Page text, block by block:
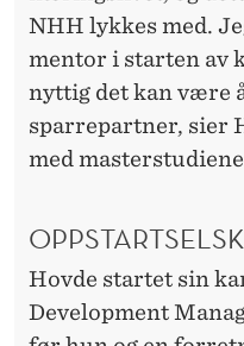
NHH lykkes med.
mentor i starten av
nyttig det kan være
sparrepartner, sier
med
Hovde startet sin
Development